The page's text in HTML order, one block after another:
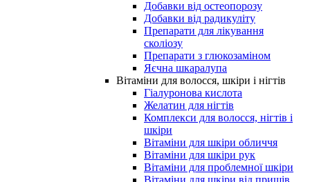
Добавки від остеопорозу
Добавки від радикуліту
Препарати для лікування
сколіозу
Препарати з глюкозаміном
Яєчна шкаралупа
Вітаміни для волосся, шкіри і нігтів
Гіалуронова кислота
Желатин для нігтів
Комплекси для волосся, нігтів і
шкіри
Вітаміни для шкіри обличчя
Вітаміни для шкіри рук
Вітаміни для проблемної шкіри
Вітаміни для шкіри від прищів